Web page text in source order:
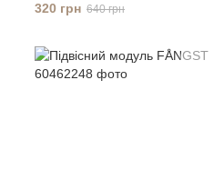
320 грн 640 грн